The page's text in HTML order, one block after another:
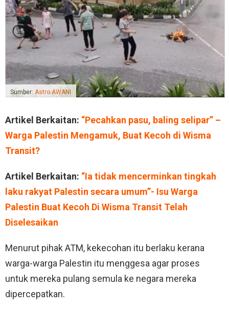
Sumber: Astro AWANI
Artikel Berkaitan: “Pecahkan pasu, baling selipar” –
Warga Palestin Mengamuk, Buat Kecoh di Wisma
Transit?
Artikel Berkaitan: “Ia tidak mencerminkan tingkah
laku rakyat Palestin secara umum”- Isu Warga
Palestin Buat Kecoh Di Wisma Transit Telah
Diselesaikan
Menurut pihak ATM, kekecohan itu berlaku kerana
warga-warga Palestin itu menggesa agar proses
untuk mereka pulang semula ke negara mereka
dipercepatkan.